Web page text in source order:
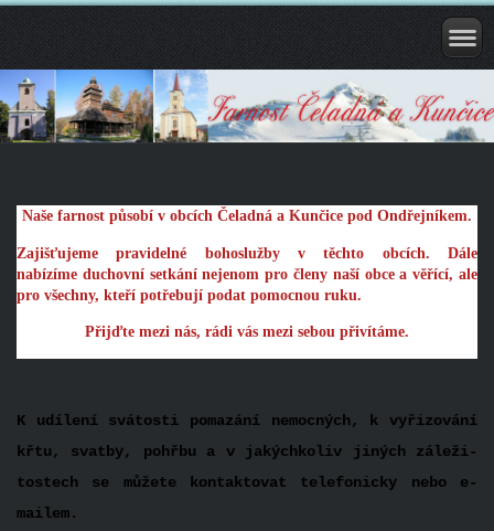
Naše farnost působí v obcích Čeladná a Kunčice pod Ondřejníkem.
Zajišťujeme pravidelné bohoslužby v těchto obcích. Dále
nabízíme duchovní setkání nejenom pro členy naší obce a věřící, ale
pro všechny, kteří potřebují podat pomocnou ruku.
Přijďte mezi nás, rádi vás mezi sebou přivítáme.
K udílení svátosti pomazání ne­mocných, k vyřizování
křtu, svatby, pohřbu a v jakýchkoliv jiných záleži­
tostech se můžete kontakto­vat telefonicky nebo e-
mailem.